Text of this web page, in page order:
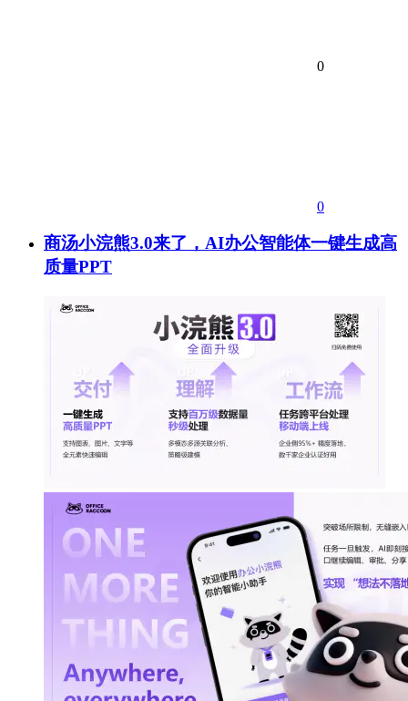
0
0
商汤小浣熊3.0来了，AI办公智能体一键生成高
质量PPT